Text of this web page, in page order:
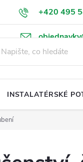
+420 495
ochrany osobních údajů
INSTALATÉRSKÉ